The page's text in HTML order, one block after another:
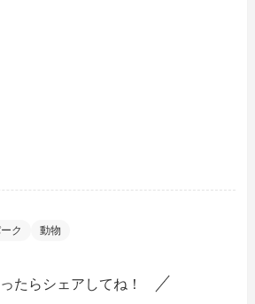
ク 動物
たらシェアしてね！